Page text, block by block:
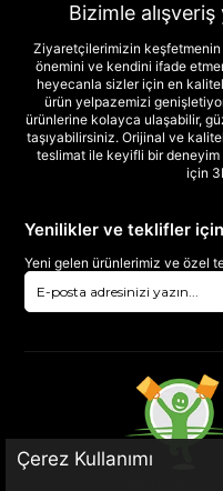
Bizimle
Ziyaretçilerimizin keşfetmenin
önemini ve kendini ifade
heyecanla sizler için en
ürün yelpazemizi
ürünlerine kolayca ulaşabilir,
taşıyabilirsiniz. Orijinal ve
teslimat ile keyifli bir deneyim
için
Yenilikler ve teklifler
Yeni gelen ürünlerimiz ve özel
Çerez Kullanımı